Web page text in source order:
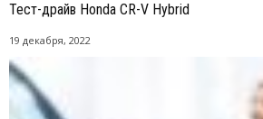
Тест-драйв Honda CR-V Hybrid
19 декабря, 2022